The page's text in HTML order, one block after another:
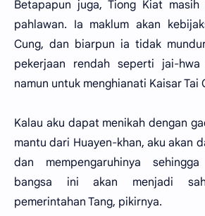
Betapapun juga, Tiong Kiat masih
pahlawan. Ia maklum akan
Cung, dan biarpun ia tidak
pekerjaan rendah seperti jai-
namun untuk menghianati Kaisar Tai
Kalau aku dapat menikah dengan
mantu dari Huayen-khan, aku akan
dan mempengaruhinya
bangsa ini akan menjadi
pemerintahan Tang, pikirnya.